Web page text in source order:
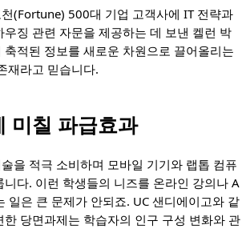
(Fortune) 500대 기업 고객사에 IT 전략과
우징 관련 자문을 제공하는 데 보낸 켈런 박
적된 정보를 새로운 차원으로 끌어올리는
재라고 믿습니다.
미칠 파급효과
을 적극 소비하며 모바일 기기와 랩톱 컴퓨
니다. 이런 학생들의 니즈를 온라인 강의나 A
일은 큰 문제가 안되죠. UC 샌디에이고와 같
한 당면과제는 학습자의 인구 구성 변화와 관